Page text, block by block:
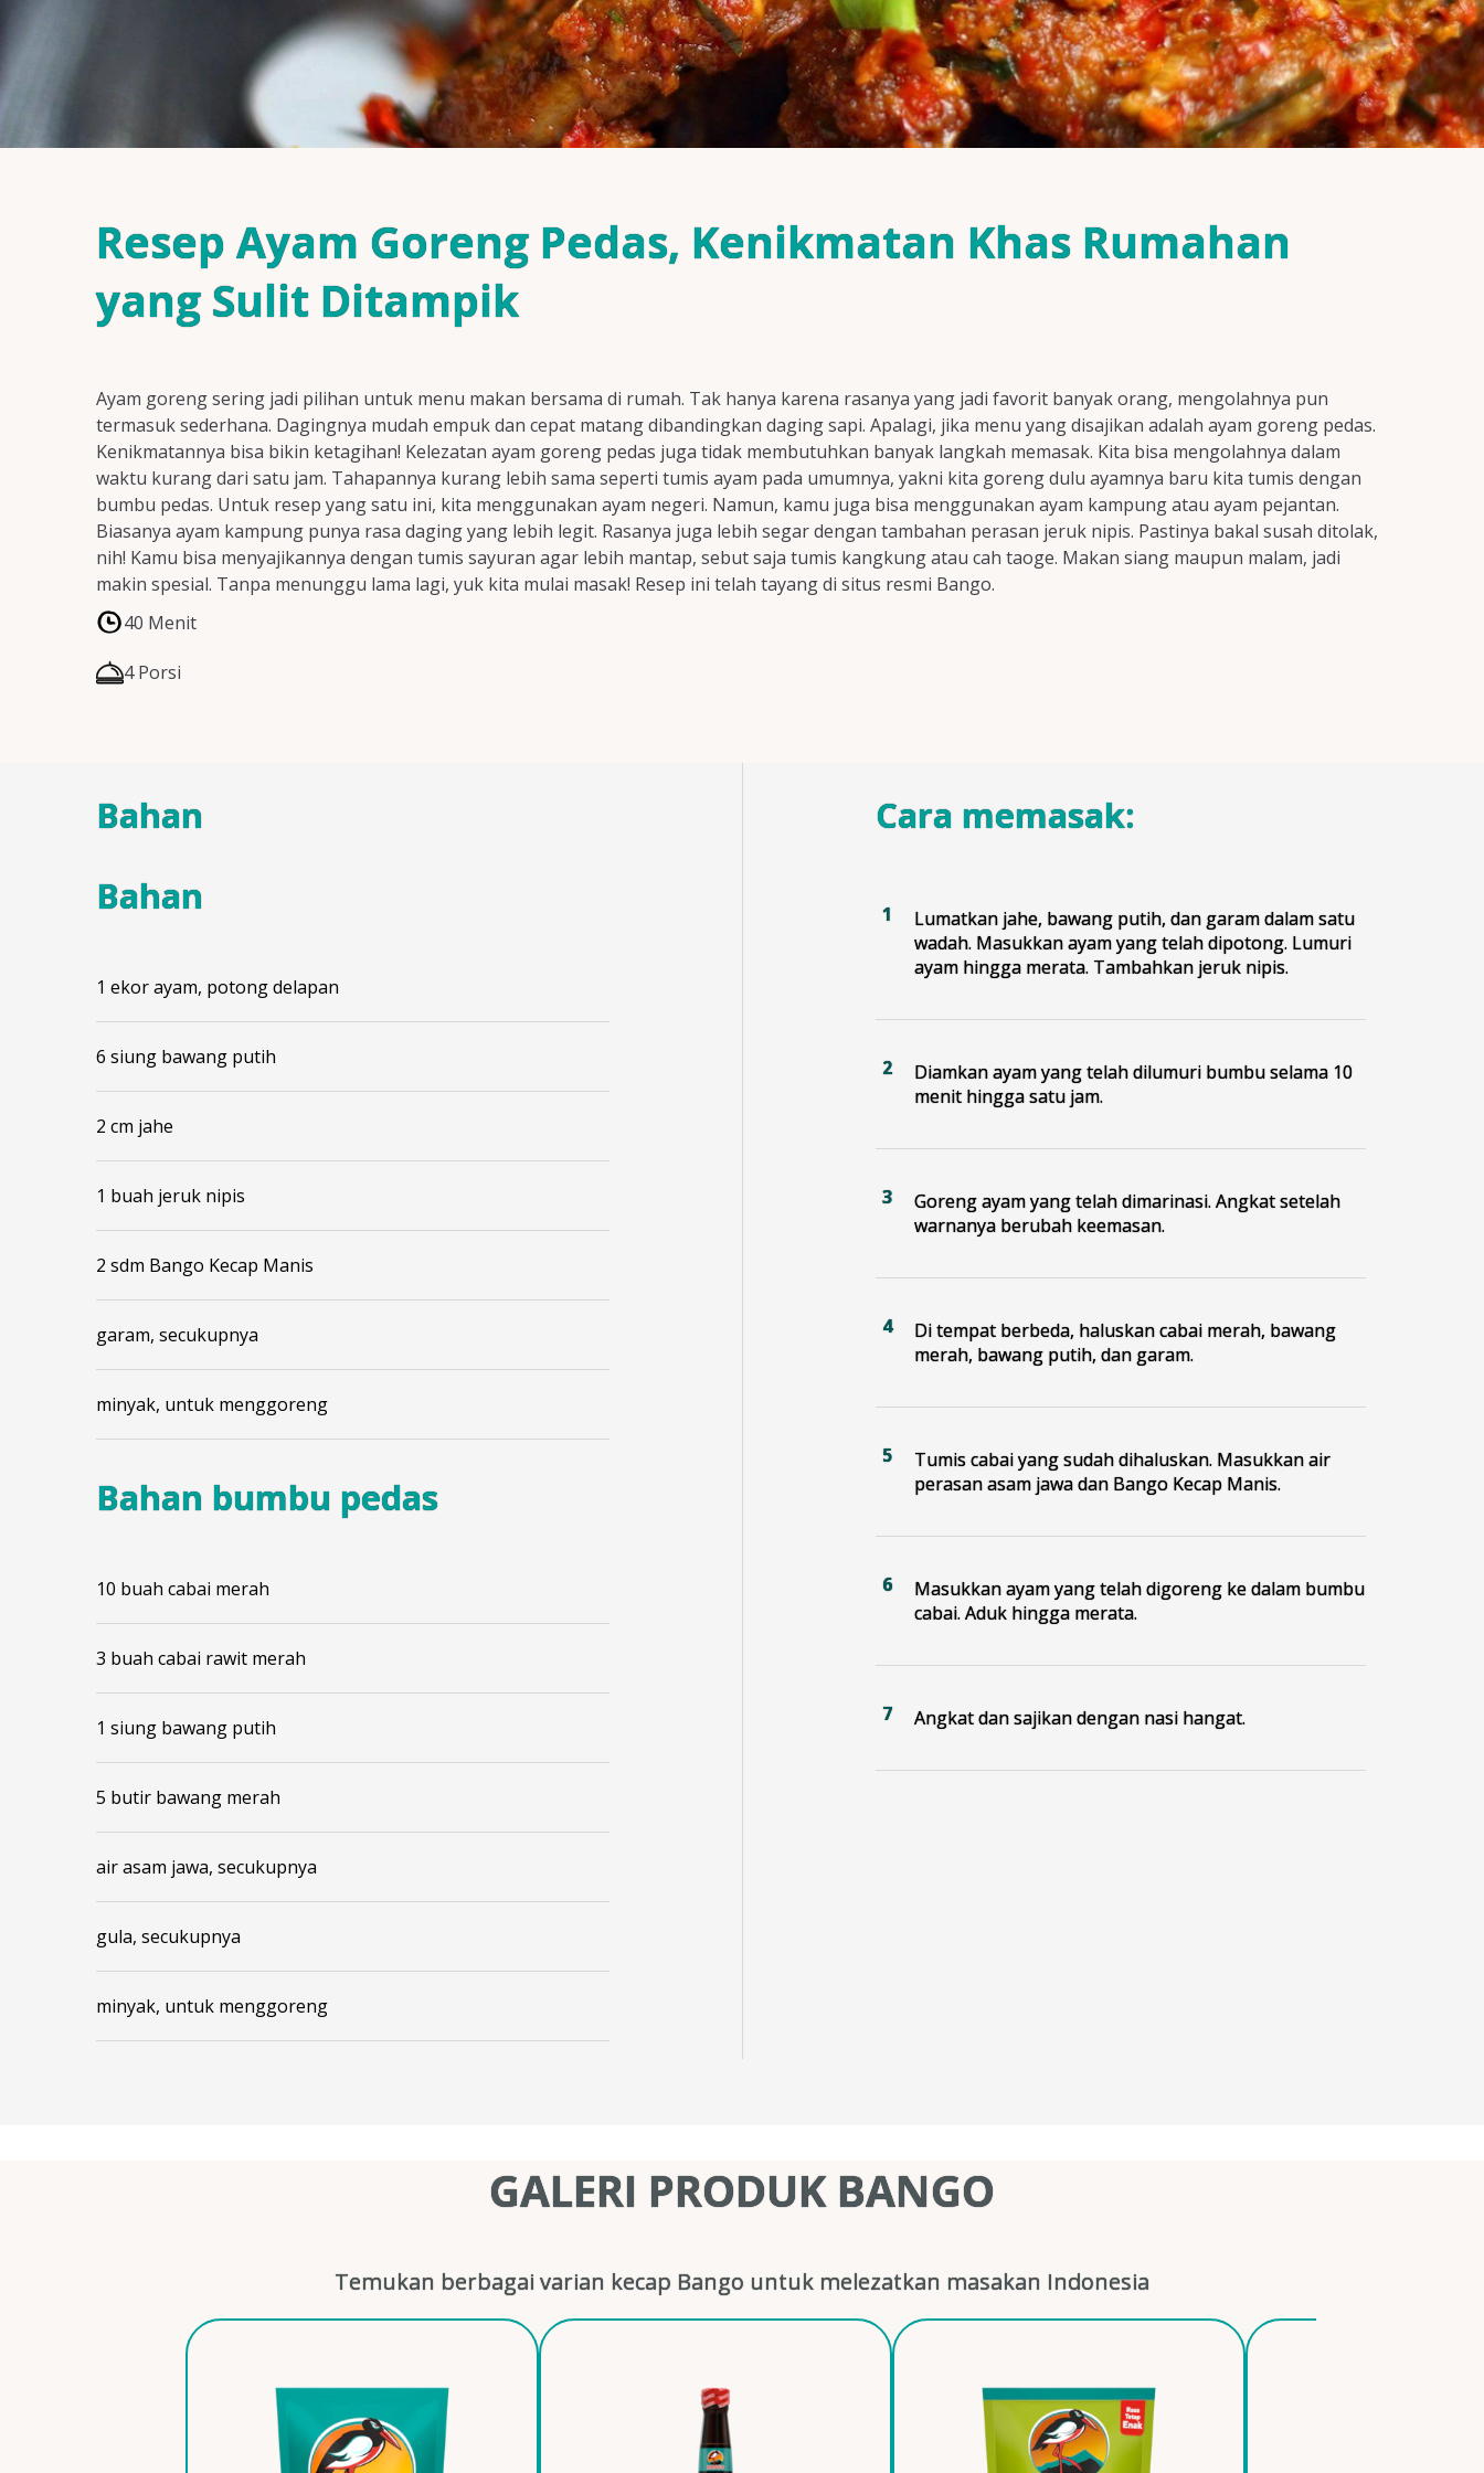
Resep Ayam Goreng Pedas, Kenikmatan Khas Rumahan
yang Sulit Ditampik
Ayam goreng sering jadi pilihan untuk menu makan bersama di rumah. Tak hanya karena rasanya yang jadi favorit banyak orang, mengolahnya pun
termasuk sederhana. Dagingnya mudah empuk dan cepat matang dibandingkan daging sapi. Apalagi, jika menu yang disajikan adalah ayam goreng pedas.
Kenikmatannya bisa bikin ketagihan! Kelezatan ayam goreng pedas juga tidak membutuhkan banyak langkah memasak. Kita bisa mengolahnya dalam
waktu kurang dari satu jam. Tahapannya kurang lebih sama seperti tumis ayam pada umumnya, yakni kita goreng dulu ayamnya baru kita tumis dengan
bumbu pedas. Untuk resep yang satu ini, kita menggunakan ayam negeri. Namun, kamu juga bisa menggunakan ayam kampung atau ayam pejantan.
Biasanya ayam kampung punya rasa daging yang lebih legit. Rasanya juga lebih segar dengan tambahan perasan jeruk nipis. Pastinya bakal susah ditolak,
nih! Kamu bisa menyajikannya dengan tumis sayuran agar lebih mantap, sebut saja tumis kangkung atau cah taoge. Makan siang maupun malam, jadi
makin spesial. Tanpa menunggu lama lagi, yuk kita mulai masak! Resep ini telah tayang di situs resmi Bango.
40 Menit
4 Porsi
Bahan
Bahan
1 ekor ayam, potong delapan
6 siung bawang putih
2 cm jahe
1 buah jeruk nipis
2 sdm Bango Kecap Manis
garam, secukupnya
minyak, untuk menggoreng
Bahan bumbu pedas
10 buah cabai merah
3 buah cabai rawit merah
1 siung bawang putih
5 butir bawang merah
air asam jawa, secukupnya
gula, secukupnya
minyak, untuk menggoreng
Cara memasak:
Lumatkan jahe, bawang putih, dan garam dalam satu
wadah. Masukkan ayam yang telah dipotong. Lumuri
ayam hingga merata. Tambahkan jeruk nipis.
Diamkan ayam yang telah dilumuri bumbu selama 10
menit hingga satu jam.
Goreng ayam yang telah dimarinasi. Angkat setelah
warnanya berubah keemasan.
Di tempat berbeda, haluskan cabai merah, bawang
merah, bawang putih, dan garam.
Tumis cabai yang sudah dihaluskan. Masukkan air
perasan asam jawa dan Bango Kecap Manis.
Masukkan ayam yang telah digoreng ke dalam bumbu
cabai. Aduk hingga merata.
Angkat dan sajikan dengan nasi hangat.
GALERI PRODUK BANGO
Temukan berbagai varian kecap Bango untuk melezatkan masakan Indonesia